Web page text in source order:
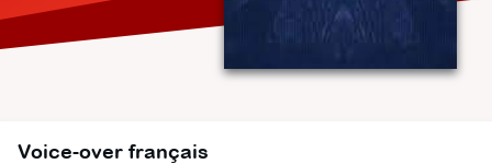
Voice-over français